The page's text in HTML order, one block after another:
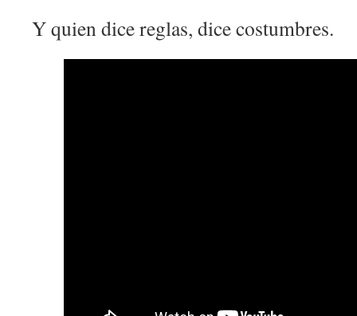
Y quien dice reglas, dice costumbres.